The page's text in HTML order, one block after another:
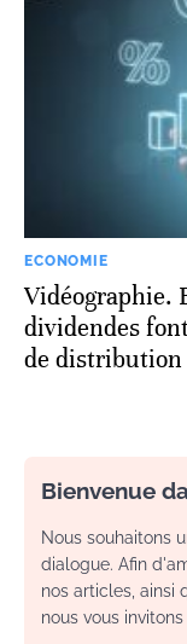
ECONOMIE
Vidéographie.
dividendes
de
Bienvenue
Nous souhaitons
dialogue. Afin
nos articles, ainsi
nous vous